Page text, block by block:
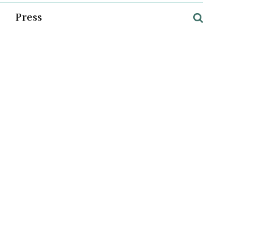
Press